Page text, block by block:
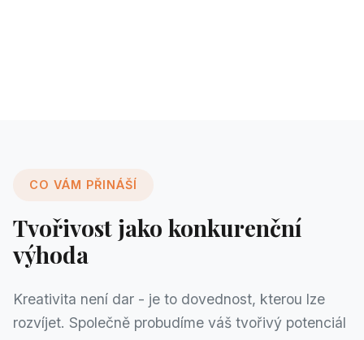
CO VÁM PŘINÁŠÍ
Tvořivost jako konkurenční
výhoda
Kreativita není dar - je to dovednost, kterou lze
rozvíjet. Společně probudíme váš tvořivý potenciál